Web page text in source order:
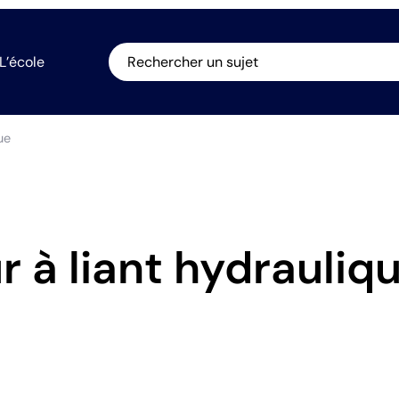
L’école Rechercher un sujet
à liant